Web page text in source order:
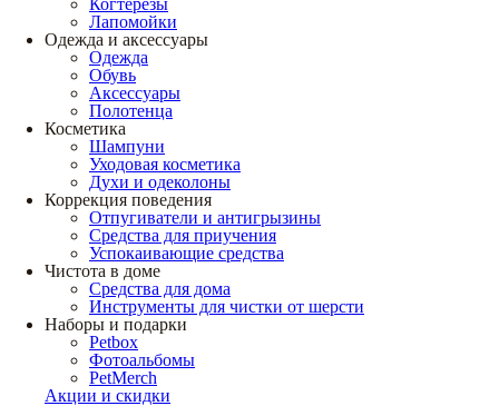
Когтерезы
Лапомойки
Одежда и аксессуары
Одежда
Обувь
Аксессуары
Полотенца
Косметика
Шампуни
Уходовая косметика
Духи и одеколоны
Коррекция поведения
Отпугиватели и антигрызины
Средства для приучения
Успокаивающие средства
Чистота в доме
Средства для дома
Инструменты для чистки от шерсти
Наборы и подарки
Petbox
Фотоальбомы
PetMerch
Акции и скидки